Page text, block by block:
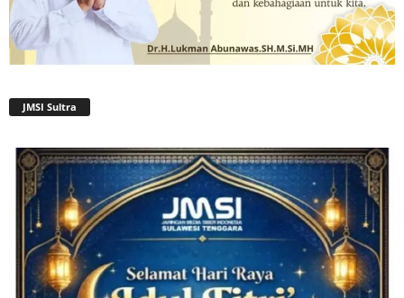
JMSI Sultra